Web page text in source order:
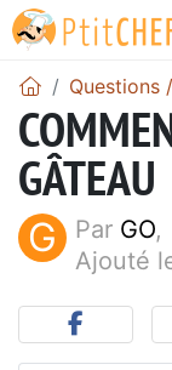
Questions
GÂTEAU
G Par GO,
Ajouté